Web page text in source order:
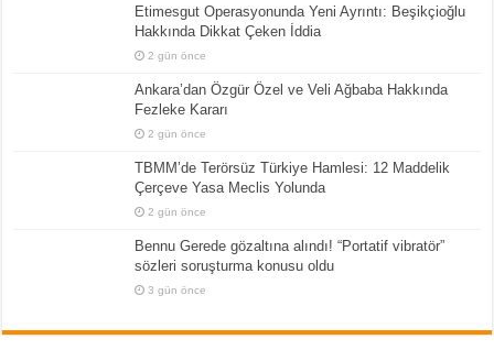
Etimesgut Operasyonunda Yeni Ayrıntı: Beşikçioğlu
Hakkında Dikkat Çeken İddia
2 gün önce
Ankara’dan Özgür Özel ve Veli Ağbaba Hakkında
Fezleke Kararı
2 gün önce
TBMM’de Terörsüz Türkiye Hamlesi: 12 Maddelik
Çerçeve Yasa Meclis Yolunda
2 gün önce
Bennu Gerede gözaltına alındı! “Portatif vibratör”
sözleri soruşturma konusu oldu
3 gün önce